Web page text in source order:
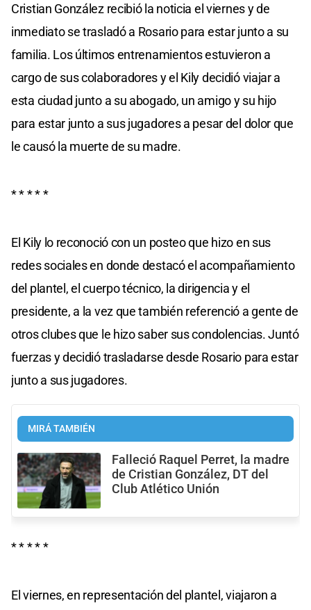
Cristian González recibió la noticia el viernes y de
inmediato se trasladó a Rosario para estar junto a su
familia. Los últimos entrenamientos estuvieron a
cargo de sus colaboradores y el Kily decidió viajar a
esta ciudad junto a su abogado, un amigo y su hijo
para estar junto a sus jugadores a pesar del dolor que
le causó la muerte de su madre.
* * * * *
El Kily lo reconoció con un posteo que hizo en sus
redes sociales en donde destacó el acompañamiento
del plantel, el cuerpo técnico, la dirigencia y el
presidente, a la vez que también referenció a gente de
otros clubes que le hizo saber sus condolencias. Juntó
fuerzas y decidió trasladarse desde Rosario para estar
junto a sus jugadores.
MIRÁ TAMBIÉN
Falleció Raquel Perret, la madre
de Cristian González, DT del
Club Atlético Unión
* * * * *
El viernes, en representación del plantel, viajaron a